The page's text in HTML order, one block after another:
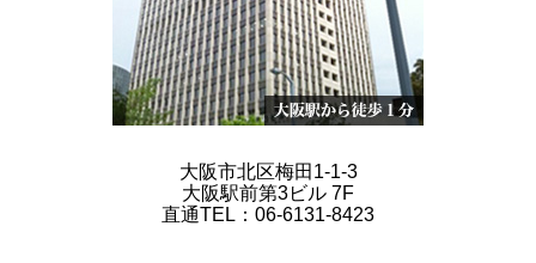
大阪市北区梅田1-1-3
大阪駅前第3ビル 7F
直通TEL：06-6131-8423